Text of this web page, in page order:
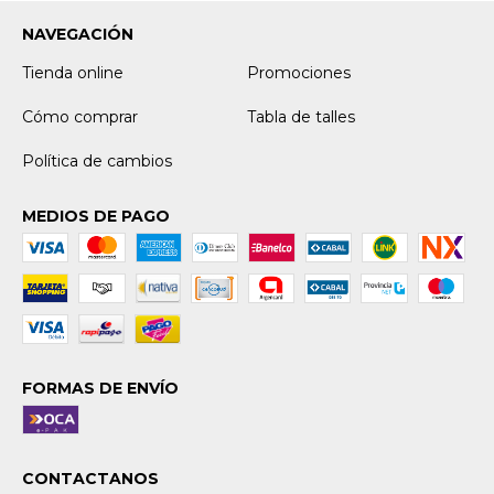
NAVEGACIÓN
Tienda online
Promociones
Cómo comprar Tabla de talles
Política de cambios
MEDIOS DE PAGO
FORMAS DE ENVÍO
CONTACTANOS